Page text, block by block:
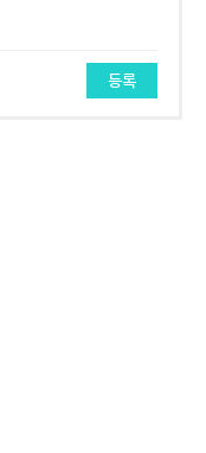
등록